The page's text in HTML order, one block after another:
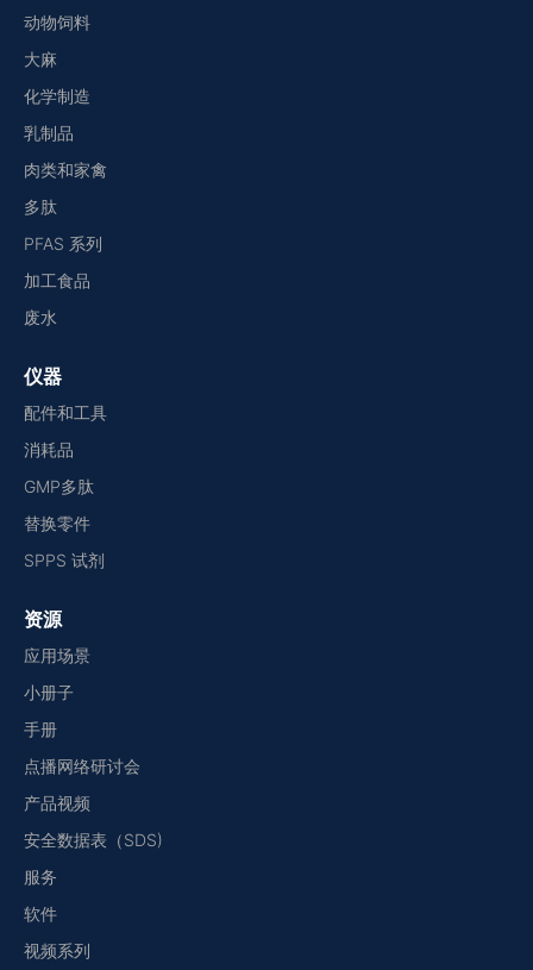
动物饲料
大麻
化学制造
乳制品
肉类和家禽
多肽
PFAS 系列
加工食品
废水
仪器
配件和工具
消耗品
GMP多肽
替换零件
SPPS 试剂
资源
应用场景
小册子
手册
点播网络研讨会
产品视频
安全数据表（SDS)
服务
软件
视频系列